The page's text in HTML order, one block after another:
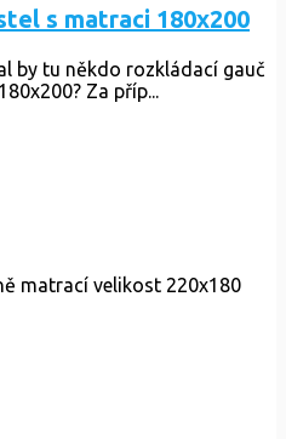
s matraci 180x200
by tu někdo rozkládací gauč
Za příp...
matrací velikost 220x180